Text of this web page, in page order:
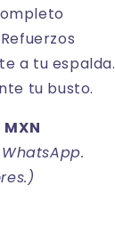
a tu espalda.
tu busto.